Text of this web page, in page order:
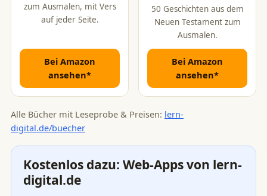
zum Ausmalen, mit Vers
auf jeder Seite.
Bei Amazon
ansehen*
50 Geschichten aus dem
Neuen Testament zum
Ausmalen.
Bei Amazon
ansehen*
Alle Bücher mit Leseprobe & Preisen: lern-
digital.de/buecher
Kostenlos dazu: Web-Apps von lern-
digital.de